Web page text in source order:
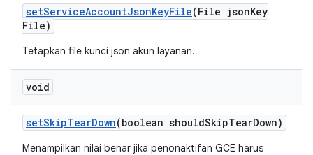
setServiceAccountJsonKeyFile(File jsonKey
File)
Tetapkan file kunci json akun layanan.
void
setSkipTearDown(boolean shouldSkipTearDown)
Menampilkan nilai benar jika penonaktifan GCE harus